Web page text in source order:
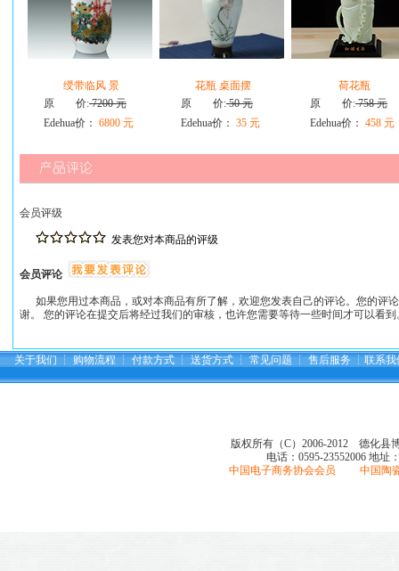
绶带临风 景
原 价:7200 元
Edehua价： 6800 元
花瓶 桌面摆
原 价:50 元
Edehua价： 35 元
荷花瓶
原 价:758 元
Edehua价： 458 元
会员评级
发表您对本商品的评级
会员评论
如果您用过本商品，或对本商品有所了解，欢迎您发表自己的评论。您的评
谢。 您的评论在提交后将经过我们的审核，也许您需要等待一些时间才可以看
关于我们 ┆ 购物流程 ┆ 付款方式 ┆ 送货方式 ┆ 常见问题 ┆ 售后服务 ┆ 联系我
版权所有（C）2006-2012 德化县
电话：0595-23552006 地址
中国电子商务协会会员 中国陶